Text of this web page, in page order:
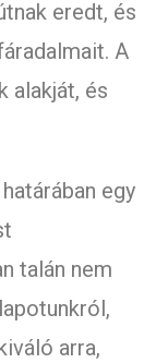
eredt, és
A
alakját, és
határában egy
talán nem
arra,